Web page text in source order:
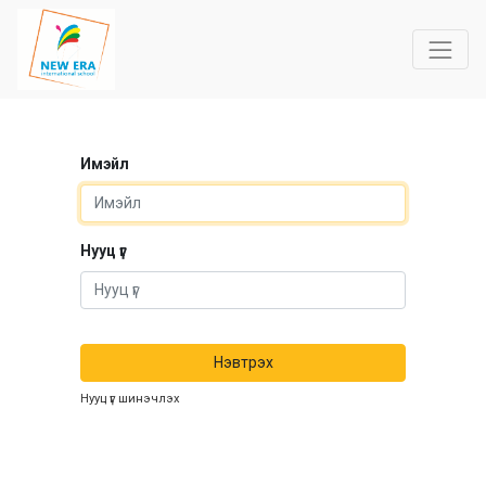
Имэйл
Нууц үг
Нэвтрэх
Нууц үг шинэчлэх